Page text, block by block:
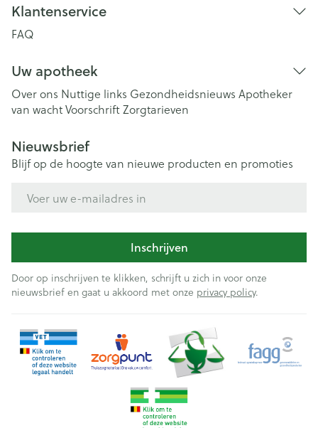
Klantenservice
FAQ
Uw apotheek
Over ons Nuttige links Gezondheidsnieuws Apotheker
van wachtVoorschriftZorgtarieven
Nieuwsbrief
Blijf op de hoogte van nieuwe producten en promoties
Inschrijven
Door op inschrijven te klikken, schrijft u zich in voor onze
nieuwsbrief en gaat u akkoord met onze privacy policy.